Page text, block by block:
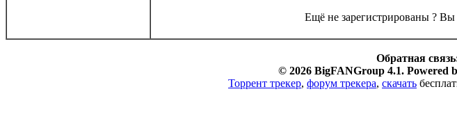
Ещё не зарегистрированы ?
Обратная
© 2026 BigFANGroup 4.1. Powered
Торрент трекер, форум трекера, скачать